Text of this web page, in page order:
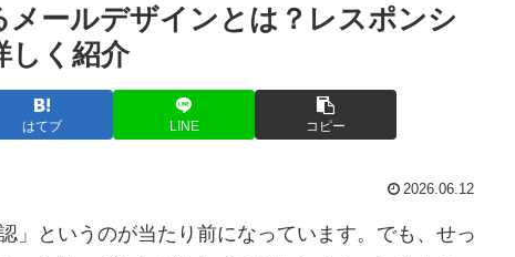
ールデザインとは？レスポンシ
しく紹介
はてブ LINE コピー
2026.06.12
」というのが当たり前になっています。でも、せっ